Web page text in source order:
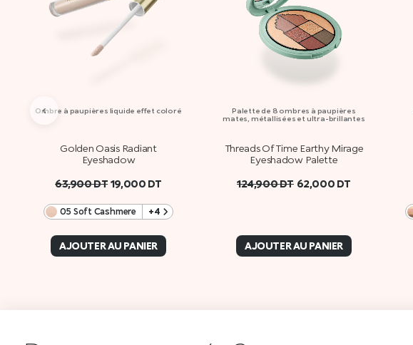
Ombre à paupières liquide effet coloré
Golden Oasis Radiant
Eyeshadow
63,900DT 19,000 DT
05 Soft Cashmere +4
AJOUTER AU PANIER
Palette de 8 ombres à paupières
mates, métallisées et ultra-brillantes
Threads Of Time Earthy Mirage
Eyeshadow Palette
124,900DT 62,000 DT
AJOUTER AU PANIER
‹